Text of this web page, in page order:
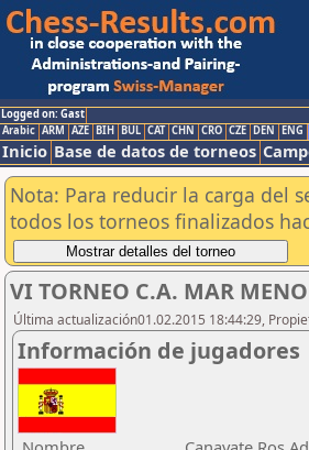
Logged on: Gast
Arabic ARM AZE BIH BUL CAT CHN CRO CZE DEN ENG
Inicio Base de datos de torneos
Nota: Para reducir la carga del
todos los torneos finalizados
VI TORNEO C.A. MAR
Última actualización01.02.2015 18:44:29,
Información de jugadores